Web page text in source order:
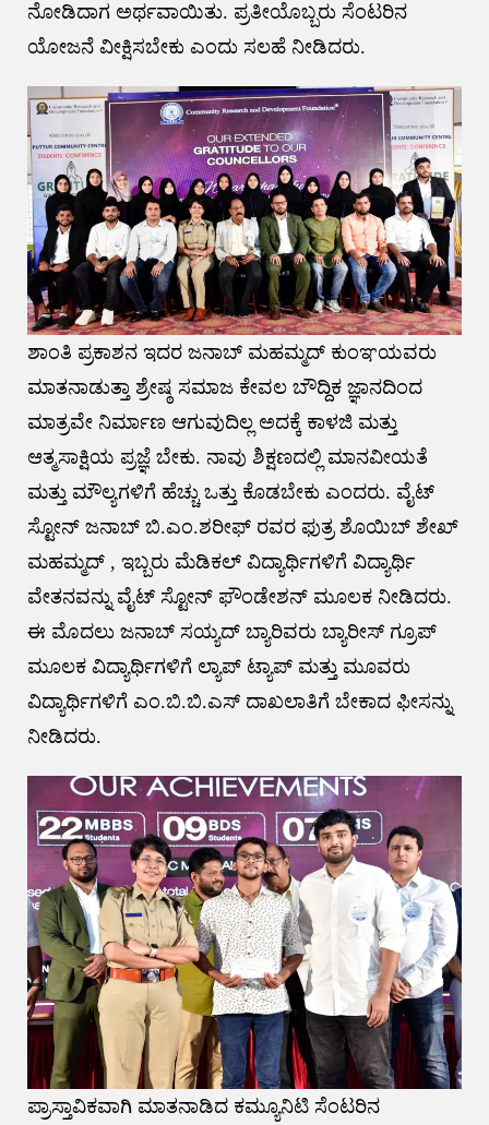
ನೋಡಿದಾಗ ಅರ್ಥವಾಯಿತು. ಪ್ರತೀಯೊಬ್ಬರು ಸೆಂಟರಿನ
ಯೋಜನೆ ವೀಕ್ಷಿಸಬೇಕು ಎಂದು ಸಲಹೆ ನೀಡಿದರು.
ಶಾಂತಿ ಪ್ರಕಾಶನ ಇದರ ಜನಾಬ್ ಮಹಮ್ಮದ್ ಕುಂಞಯವರು
ಮಾತನಾಡುತ್ತಾ ಶ್ರೇಷ್ಠ ಸಮಾಜ ಕೇವಲ ಬೌದ್ದಿಕ ಜ್ಞಾನದಿಂದ
ಮಾತ್ರವೇ ನಿರ್ಮಾಣ ಆಗುವುದಿಲ್ಲ ಅದಕ್ಕೆ ಕಾಳಜಿ ಮತ್ತು
ಆತ್ಮಸಾಕ್ಷಿಯ ಪ್ರಜ್ಞೆ ಬೇಕು. ನಾವು ಶಿಕ್ಷಣದಲ್ಲಿ ಮಾನವೀಯತೆ
ಮತ್ತು ಮೌಲ್ಯಗಳಿಗೆ ಹೆಚ್ಚು ಒತ್ತು ಕೊಡಬೇಕು ಎಂದರು. ವೈಟ್
ಸ್ಟೋನ್ ಜನಾಬ್ ಬಿ.ಎಂ.ಶರೀಫ್ ರವರ ಫುತ್ರ ಶೊಯಿಬ್ ಶೇಖ್
ಮಹಮ್ಮದ್ , ಇಬ್ಬರು ಮೆಡಿಕಲ್ ವಿದ್ಯಾರ್ಥಿಗಳಿಗೆ ವಿದ್ಯಾರ್ಥಿ
ವೇತನವನ್ನು ವೈಟ್ ಸ್ಟೋನ್ ಫೌಂಡೇಶನ್ ಮೂಲಕ ನೀಡಿದರು.
ಈ ಮೊದಲು ಜನಾಬ್ ಸಯ್ಯದ್ ಬ್ಯಾರಿವರು ಬ್ಯಾರೀಸ್ ಗ್ರೂಪ್
ಮೂಲಕ ವಿದ್ಯಾರ್ಥಿಗಳಿಗೆ ಲ್ಯಾಪ್ ಟ್ಯಾಪ್ ಮತ್ತು ಮೂವರು
ವಿದ್ಯಾರ್ಥಿಗಳಿಗೆ ಎಂ.ಬಿ.ಬಿ.ಎಸ್ ದಾಖಲಾತಿಗೆ ಬೇಕಾದ ಫೀಸನ್ನು
ನೀಡಿದರು.
ಪ್ರಾಸ್ತಾವಿಕವಾಗಿ ಮಾತನಾಡಿದ ಕಮ್ಯೂನಿಟಿ ಸೆಂಟರಿನ